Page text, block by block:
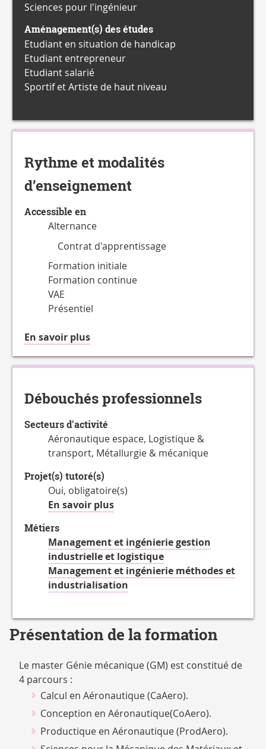
Sciences pour l'ingénieur
Aménagement(s) des études
Etudiant en situation de handicap
Etudiant entrepreneur
Etudiant salarié
Sportif et Artiste de haut niveau
Rythme et modalités
d’enseignement
Accessible en
Alternance
Contrat d'apprentissage
Formation initiale
Formation continue
VAE
Présentiel
En savoir plusà
du
en
Débouchés professionnels
Secteurs d'activité
Aéronautique espace, Logistique &
transport, Métallurgie & mécanique
Projet(s) tutoré(s)
Oui, obligatoire(s)
En savoir plusà
Projet(s)
tutoré(s)
Métiers
Management et ingénierie gestion
industrielle et logistique
Management et ingénierie méthodes et
industrialisation
Présentation de la formation
Le master Génie mécanique (GM) est constitué de
4 parcours :
Calcul en Aéronautique (CaAero).
Conception en Aéronautique(CoAero).
Productique en Aéronautique (ProdAero).